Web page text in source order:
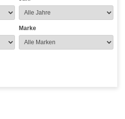
Marke